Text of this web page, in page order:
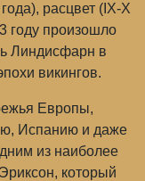
расцвет (IX-X
году произошло
Линдисфарн в
викингов.
Европы,
Испанию и даже
из наиболее
который